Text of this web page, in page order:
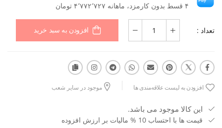
۴ قسط بدون کارمزد، ماهانه ۴٬۷۷۲٬۷۲۷ تومان
تعداد : افزودن به سبد خرید
افزودن به لیست علاقه‌مندی ها موجود در سایر شعب
این کالا موجود می باشد.
قیمت ها با احتساب 10 % مالیات بر ارزش افزوده